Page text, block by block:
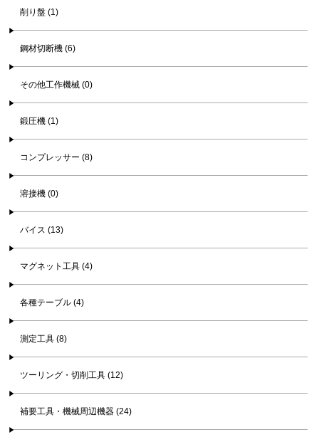
削り盤 (1)
鋼材切断機 (6)
その他工作機械 (0)
鍛圧機 (1)
コンプレッサー (8)
溶接機 (0)
バイス (13)
マグネット工具 (4)
各種テーブル (4)
測定工具 (8)
ツーリング・切削工具 (12)
補要工具・機械周辺機器 (24)